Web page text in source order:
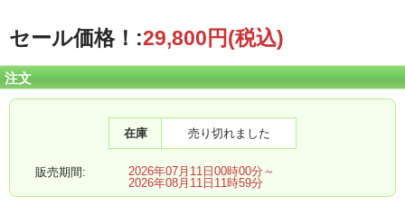
セール価格！:29,800円(税込)
注文
在庫 売り切れました
販売期間:
2026年07月11日00時00分～
2026年08月11日11時59分